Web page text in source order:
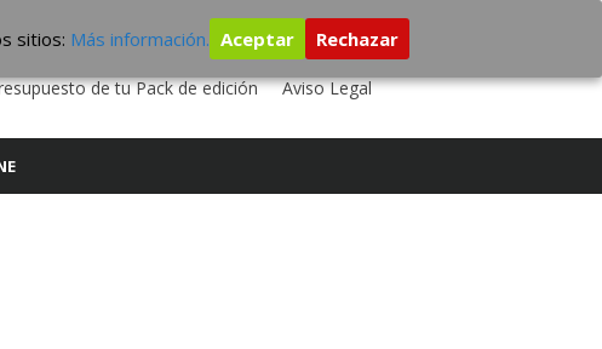
EDITA TU DISCO
ESTUDIO DE GRABACIÓN
de tu Pack de edición
Aviso Legal
sitios: Más información. Aceptar Rechazar